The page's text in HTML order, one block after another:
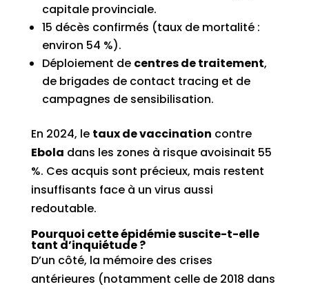
capitale provinciale.
15 décès confirmés (taux de mortalité :
environ 54 %).
Déploiement de centres de traitement,
de brigades de contact tracing et de
campagnes de sensibilisation.
En 2024, le taux de vaccination contre
Ebola dans les zones à risque avoisinait 55
%. Ces acquis sont précieux, mais restent
insuffisants face à un virus aussi
redoutable.
Pourquoi cette épidémie suscite-t-elle
tant d’inquiétude ?
D’un côté, la mémoire des crises
antérieures (notamment celle de 2018 dans